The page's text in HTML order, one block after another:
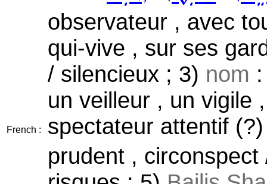
French :
observateur , avec
qui-vive , sur ses
/ silencieux ; 3) nom
un veilleur , un vigile
spectateur attentif
prudent ,